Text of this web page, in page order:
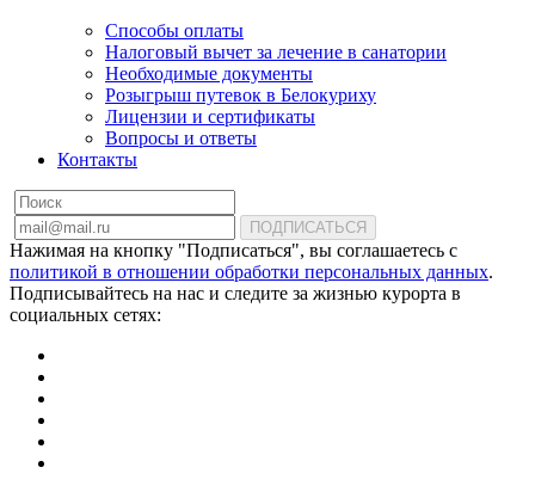
Способы оплаты
Налоговый вычет за лечение в санатории
Необходимые документы
Розыгрыш путевок в Белокуриху
Лицензии и сертификаты
Вопросы и ответы
Контакты
ПОДПИСАТЬСЯ
Нажимая на кнопку "Подписаться", вы соглашаетесь с
политикой в отношении обработки персональных данных.
Подписывайтесь на нас и следите за жизнью курорта в
социальных сетях: